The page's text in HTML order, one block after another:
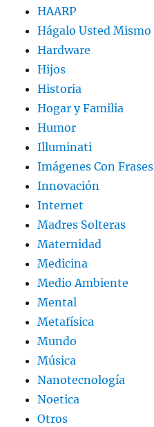
HAARP
Hágalo Usted Mismo
Hardware
Hijos
Historia
Hogar y Familia
Humor
Illuminati
Imágenes Con Frases
Innovación
Internet
Madres Solteras
Maternidad
Medicina
Medio Ambiente
Mental
Metafísica
Mundo
Música
Nanotecnología
Noetica
Otros